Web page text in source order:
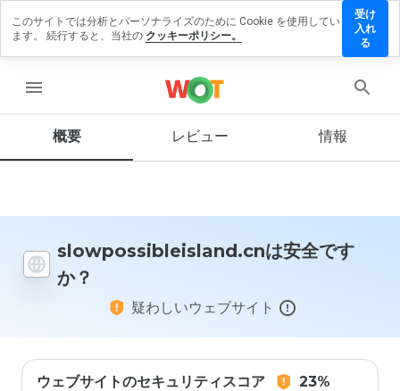
menu
概要 レビュー 情報
slowpossibleisland.cnは安全です
か？
疑わしいウェブサイト
ウェブサイトのセキュリティスコア 23%
ーを残す
ウェ
を1
間
で、
ます
か？
このサイトでは分析とパーソナライズのために Cookie を使用してい
ます。 続行すると、当社の クッキーポリシー。
受け
入れ
る